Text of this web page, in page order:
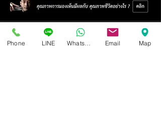
Phone LINE Email Map